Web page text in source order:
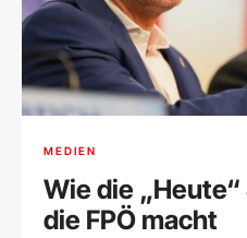
MEDIEN
Wie die
die FPÖ macht